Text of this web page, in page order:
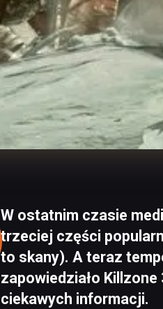
W ostatnim czasie
trzeciej części
to skany). A teraz
zapowiedziało
ciekawych informacji.